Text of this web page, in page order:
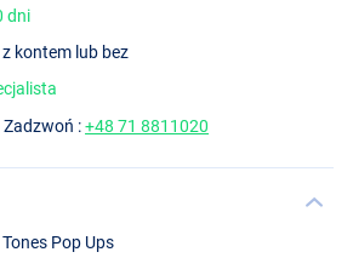
dni
kontem lub bez
Zadzwoń :+48 71 8811020
Pop Ups